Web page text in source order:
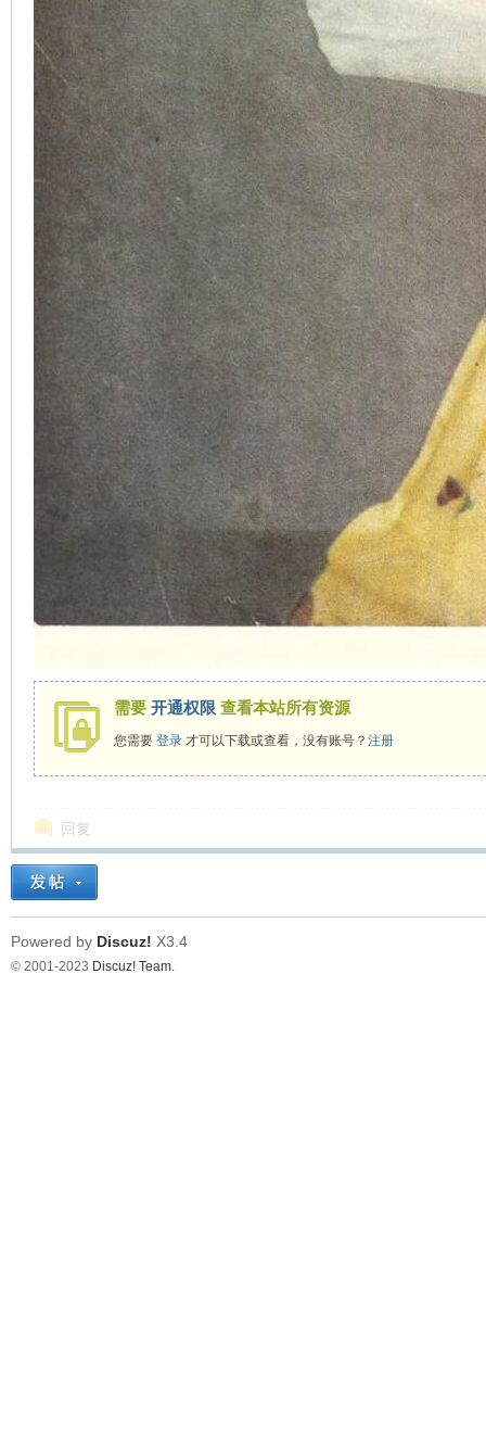
需要 开通权限 查看本站所有资源
您需要 登录才可以下载或查看，没有账号？ 注册
回复
Powered by Discuz! X3.4
© 2001-2023 Discuz! Team.